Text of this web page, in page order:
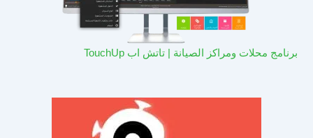
برنامج محلات ومراكز الصيانة | تاتش اب TouchUp